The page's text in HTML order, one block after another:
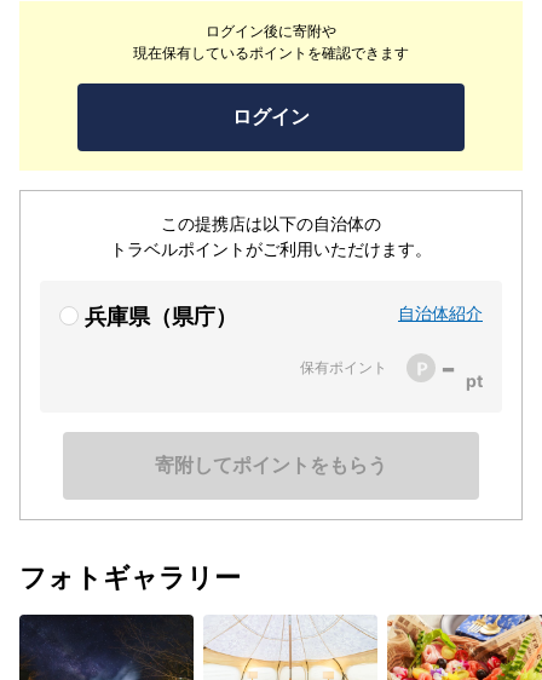
ログイン後に寄附や
現在保有しているポイントを確認できます
ログイン
この提携店は以下の自治体の
トラベルポイントがご利用いただけます。
兵庫県（県庁） 自治体紹介
保有ポイント -
寄附してポイントをもらう
るひととき。心地よく朝を迎えられるテント。からだもこ
ころも軽くなる天然温泉。1万冊の本に、頑張らないジ
ム。りんごの木に鳥たちが止まって思い思いに羽を休める
ように。誰かの日常にとって、かけがえのない非日常にな
れたらと、私たちは願っています。
フォトギャラリー